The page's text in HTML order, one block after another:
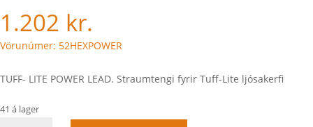
1.202 kr.
Vörunúmer: 52HEXPOWER
TUFF- LITE POWER LEAD. Straumtengi fyrir Tuff-Lite ljósakerfi
41 á lager